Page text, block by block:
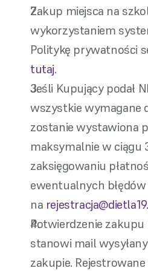
Zakup miejsca na
wykorzystaniem
tutaj.
Jeśli Kupujący podał
wszystkie wymagane
zostanie wystawiona
maksymalnie w ciągu
zaksięgowaniu
ewentualnych
na
Potwierdzenie
stanowi mail
zakupie.